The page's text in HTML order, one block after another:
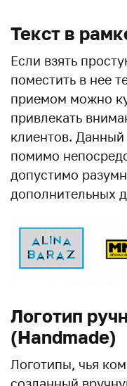
Текст в
Если взять
поместить в нее
приемом можно
привлекать
клиентов. Данный
помимо
допустимо
дополнительных
Логотип
(Handmade)
Логотипы, чья